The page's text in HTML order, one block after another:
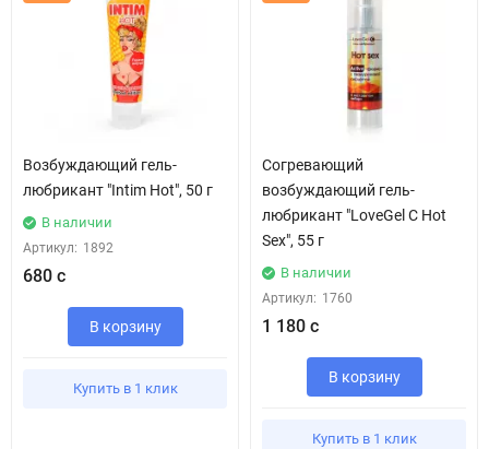
Возбуждающий гель-
любрикант "Intim Hot", 50 г
В наличии
Артикул: 1892
680 с
В корзину
Купить в 1 клик
Согревающий
возбуждающий гель-
любрикант "LoveGel C Hot
Sex", 55 г
В наличии
Артикул: 1760
1 180 с
В корзину
Купить в 1 клик